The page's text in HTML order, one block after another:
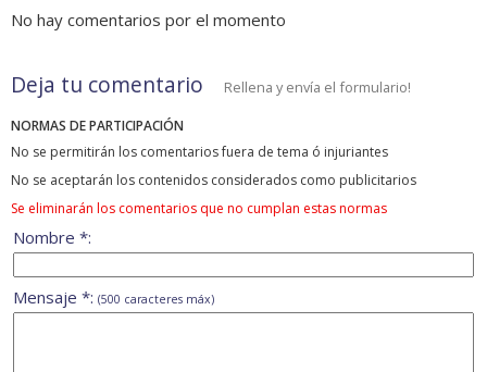
No hay comentarios por el momento
Deja tu comentario Rellena y envía el formulario!
NORMAS DE PARTICIPACIÓN
No se permitirán los comentarios fuera de tema ó injuriantes
No se aceptarán los contenidos considerados como publicitarios
Se eliminarán los comentarios que no cumplan estas normas
Nombre *:
Mensaje *: (500 caracteres máx)